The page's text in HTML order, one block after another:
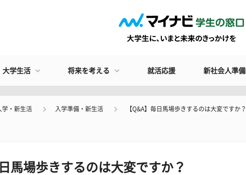
大学生活 将来を考える 就活応援 新社会人準備
学・新生活 入学準備・新生活 【Q&A】毎日馬場歩きするのは大変ですか？
馬場歩きするのは大変ですか？